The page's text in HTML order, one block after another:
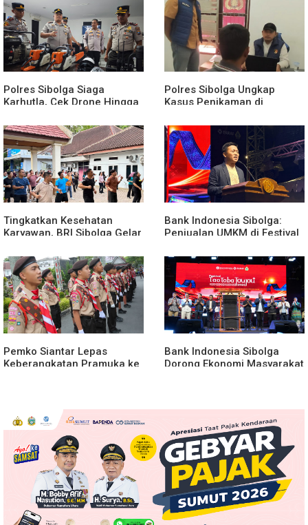
Polres Sibolga Siaga
Karhutla, Cek Drone Hingga
Polres Sibolga Ungkap
Kasus Penikaman di
Tingkatkan Kesehatan
Karyawan, BRI Sibolga Gelar
Bank Indonesia Sibolga:
Penjualan UMKM di Festival
Miliar
Pemko Siantar Lepas
Keberangkatan Pramuka ke
Bank Indonesia Sibolga
Dorong Ekonomi Masyarakat